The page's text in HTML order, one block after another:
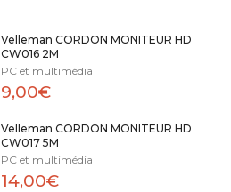
Velleman CORDON MONITEUR HD
CW016 2M
PC et multimédia
9,00€
Velleman CORDON MONITEUR HD
CW017 5M
PC et multimédia
14,00€